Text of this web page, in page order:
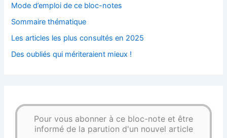
Mode d’emploi de ce bloc-notes
Sommaire thématique
Les articles les plus consultés en 2025
Des oubliés qui mériteraient mieux !
Pour vous abonner à ce bloc-note et être
informé de la parution d'un nouvel article